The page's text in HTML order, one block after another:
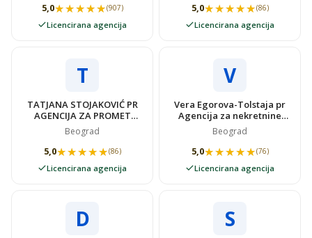
5,0★★★★★
★★★★★(907)
Licencirana agencija
5,0★★★★★
★★★★★(86)
Licencirana agencija
T
TATJANA STOJAKOVIĆ PR
AGENCIJA ZA PROMET
NEKRETNINAMA SUPER
STAN
Beograd
5,0★★★★★
★★★★★(86)
Licencirana agencija
V
Vera Egorova-Tolstaja pr
Agencija za nekretnine
VIDOVSTAN
Beograd
5,0★★★★★
★★★★★(76)
Licencirana agencija
D S